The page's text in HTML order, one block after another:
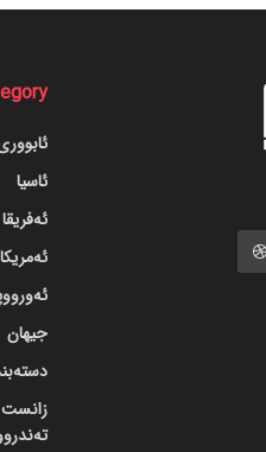
ئاسیا
ئەفریقا
ئەمریکا
جیهان